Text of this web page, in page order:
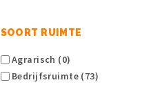
SOORT RUIMTE
Agrarisch (0)
Bedrijfsruimte (73)